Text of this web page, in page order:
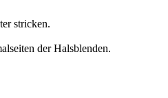
stricken.
der Halsblenden.